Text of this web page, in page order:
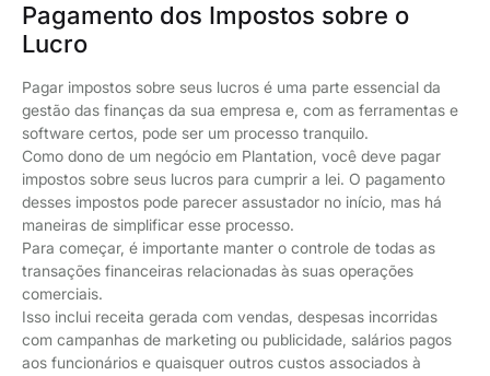
Pagamento dos Impostos sobre o
Lucro
Pagar impostos sobre seus lucros é uma parte essencial da
gestão das finanças da sua empresa e, com as ferramentas e
software certos, pode ser um processo tranquilo.
Como dono de um negócio em Plantation, você deve pagar
impostos sobre seus lucros para cumprir a lei. O pagamento
desses impostos pode parecer assustador no início, mas há
maneiras de simplificar esse processo.
Para começar, é importante manter o controle de todas as
transações financeiras relacionadas às suas operações
comerciais.
Isso inclui receita gerada com vendas, despesas incorridas
com campanhas de marketing ou publicidade, salários pagos
aos funcionários e quaisquer outros custos associados à